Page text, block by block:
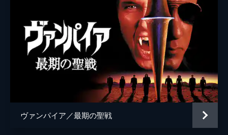
ヴァンパイア／最期の聖戦